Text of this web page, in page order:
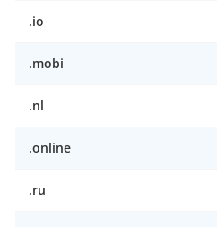
.io
.mobi
.nl
.online
.ru